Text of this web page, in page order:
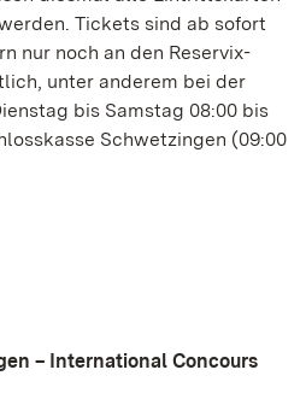
Tickets sind ab sofort
nur noch an den Reservix-
unter anderem bei der
bis Samstag 08:00 bis
Schwetzingen (09:00
– International Concours